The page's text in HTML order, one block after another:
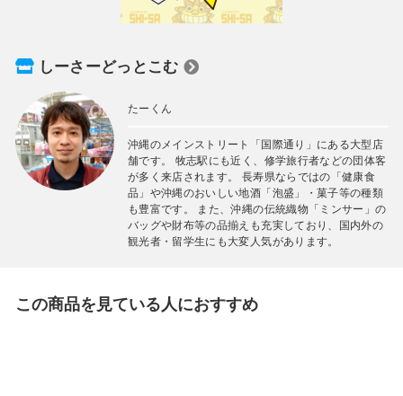
しーさーどっとこむ
たーくん
沖縄のメインストリート「国際通り」にある大型店
舗です。 牧志駅にも近く、修学旅行者などの団体客
が多く来店されます。 長寿県ならではの「健康食
品」や沖縄のおいしい地酒「泡盛」・菓子等の種類
も豊富です。 また、沖縄の伝統織物「ミンサー」の
バッグや財布等の品揃えも充実しており、国内外の
観光者・留学生にも大変人気があります。
この商品を見ている人におすすめ